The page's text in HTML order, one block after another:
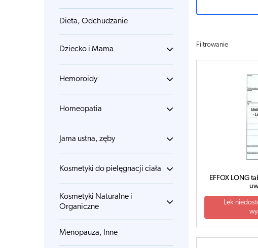
Dieta, Odchudzanie
Dziecko i Mama
Hemoroidy
Homeopatia
Jama ustna, zęby
Kosmetyki do pielęgnacji ciała
Kosmetyki Naturalne i
Organiczne
Menopauza, Inne
Filtrowanie
EFFOX LONG
Lek